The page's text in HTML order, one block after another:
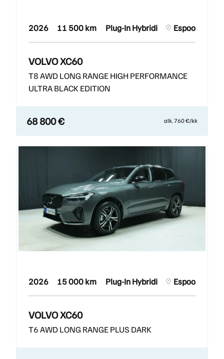
2026 11 500 km Plug-In Hybridi Espoo
VOLVO XC60
T8 AWD LONG RANGE HIGH PERFORMANCE
ULTRA BLACK EDITION
68 800 € alk. 760 €/kk
2026 15 000 km Plug-In Hybridi Espoo
VOLVO XC60
T6 AWD LONG RANGE PLUS DARK